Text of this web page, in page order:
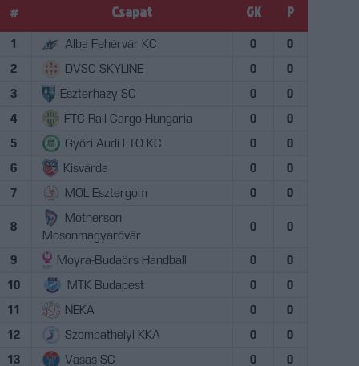
# Csapat GK P
1 Alba Fehérvár KC 0
0
2
DVSC SKYLINE 0
0
3
Eszterházy SC 0
0
4
FTC-Rail Cargo Hungária 0
0
5
Győri Audi ETO KC 0
0
6
Kisvárda 0
0
7
MOL Esztergom 0 0
8
Motherson
Mosonmagyaróvár
0 0
9 Moyra-Budaörs Handball 0
0
10
MTK Budapest 0
0
11
NEKA 0
0
12
Szombathelyi KKA 0
0
13
Vasas SC 0
0